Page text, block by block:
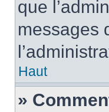
que
messages
Haut
»